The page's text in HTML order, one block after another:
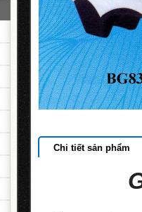
Chi tiết sản phẩm